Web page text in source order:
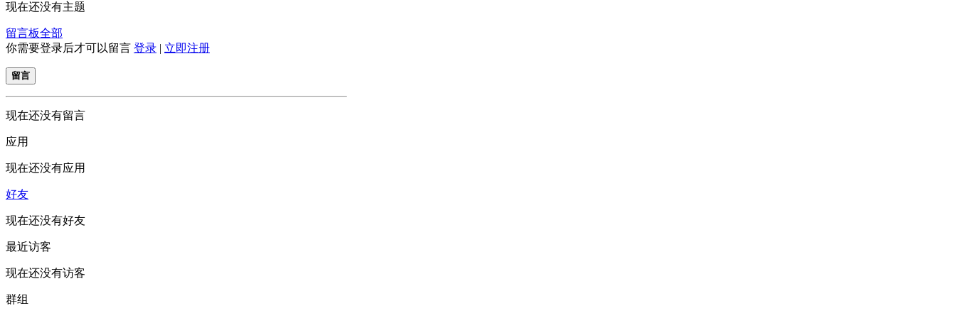
现在还没有主题
留言板全部
你需要登录后才可以留言 登录 | 立即注册
留言
现在还没有留言
应用
现在还没有应用
好友
现在还没有好友
最近访客
现在还没有访客
群组